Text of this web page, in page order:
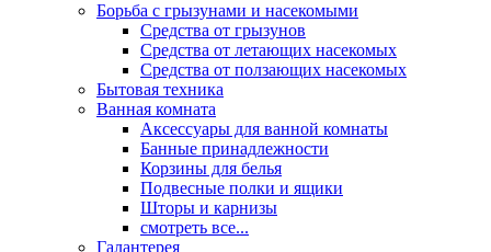
Борьба с грызунами и насекомыми
Средства от грызунов
Средства от летающих насекомых
Средства от ползающих насекомых
Бытовая техника
Ванная комната
Аксессуары для ванной комнаты
Банные принадлежности
Корзины для белья
Подвесные полки и ящики
Шторы и карнизы
смотреть все...
Галантерея